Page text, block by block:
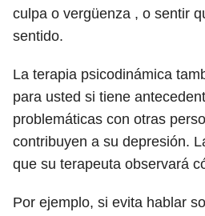
culpa o vergüenza , o sentir
sentido.
La terapia psicodinámica
para usted si tiene
problemáticas con otras
contribuyen a su depresión.
que su terapeuta observará
Por ejemplo, si evita hablar